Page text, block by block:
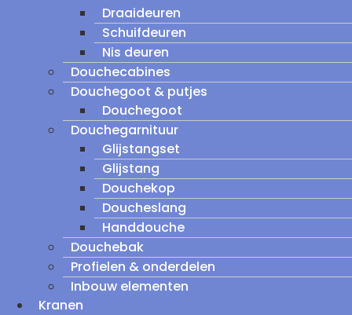
Draaideuren
Schuifdeuren
Nis deuren
Douchecabines
Douchegoot & putjes
Douchegoot
Douchegarnituur
Glijstangset
Glijstang
Douchekop
Doucheslang
Handdouche
Douchebak
Profielen & onderdelen
Inbouw elementen
Kranen